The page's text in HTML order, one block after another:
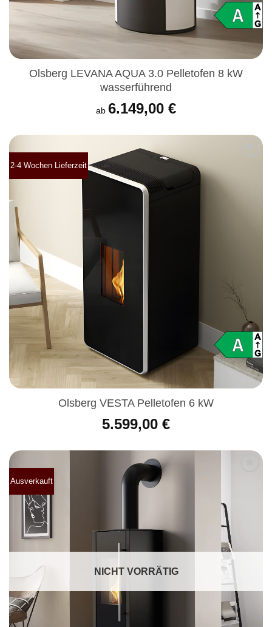
Olsberg LEVANA AQUA 3.0 Pelletofen 8 kW
wasserführend
ab 6.149,00 €
2-4 Wochen Lieferzeit
Olsberg VESTA Pelletofen 6 kW
5.599,00 €
Ausverkauft
NICHT VORRÄTIG